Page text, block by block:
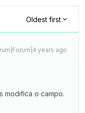
Oldest first
years ago
modifica o campo.